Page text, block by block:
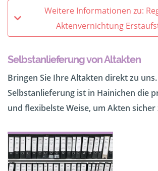
Weitere Informationen zu:
Aktenvernichtung
Selbstanlieferung von Altakten
Bringen Sie Ihre Altakten direkt zu
Selbstanlieferung ist in Hainichen die
und flexibelste Weise, um Akten